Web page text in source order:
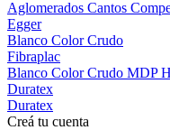
Aglomerados Cantos
Egger
Blanco ColorCrudo
Fibraplac
Blanco ColorCrudo MDP
Duratex
Duratex
Creá tu cuenta